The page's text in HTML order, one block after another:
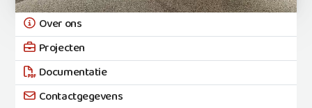
Over ons
Projecten
Documentatie
Contactgegevens